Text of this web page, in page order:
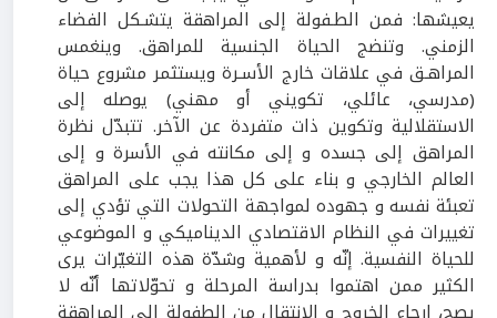
يعيشها: فمن الطـفولة إلى المراهقة يتشـكل الفضاء
الزمني. وتنضج الحياة الجنسية للمراهق. وينغمس
المراهـق في علاقات خارج الأسـرة ويستثمر مشروع حياة
(مدرسي، عائلي، تكويني أو مهني) يوصله إلى
الاستقلالية وتكوين ذات متفردة عن الآخر. تتبدّل نظرة
المراهق إلى جسده و إلى مكانته في الأسرة و إلى
العالم الخارجي و بناء على كل هذا يجب على المراهق
تعبئة نفسه و جهوده لمواجهة التحولات التي تؤدي إلى
تغييرات في النظام الاقتصادي الديناميكي و الموضوعي
للحياة النفسية. إنّه و لأهمية وشدّة هذه التغيّرات يرى
الكثير ممن اهتموا بدراسة المرحلة و تحوّلاتها أنّه لا